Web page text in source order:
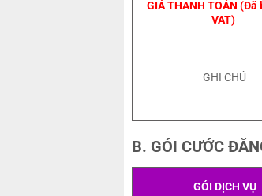
GIÁ THANH TOÁN (Đã
VAT)
GHI CHÚ
B. GÓI CƯỚC
GÓI DỊCH VỤ